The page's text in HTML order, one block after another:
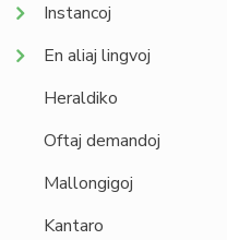
Instancoj
En aliaj lingvoj
Heraldiko
Oftaj demandoj
Mallongigoj
Kantaro